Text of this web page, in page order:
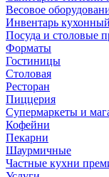
Весовое
Инвентарь кухонный
Посуда и столовые
Форматы
Гостиницы
Столовая
Ресторан
Пиццерия
Супермаркеты и
Кофейни
Пекарни
Шаурмичные
Частные кухни